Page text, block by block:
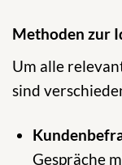
Methoden zur
Um alle
sind
Gespräche